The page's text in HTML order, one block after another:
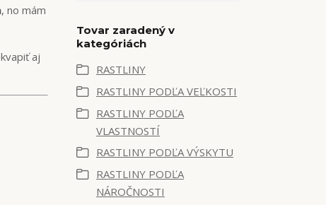
, no mám
aj
Tovar zaradený v
kategóriách
RASTLINY
RASTLINY PODĽA VEĽKOSTI
RASTLINY PODĽA
VLASTNOSTÍ
RASTLINY PODĽA VÝSKYTU
RASTLINY PODĽA
NÁROČNOSTI